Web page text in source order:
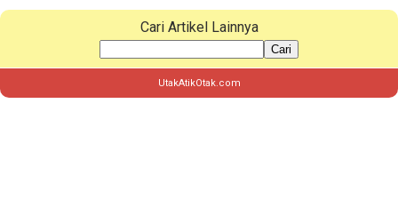
Cari Artikel Lainnya
Cari
UtakAtikOtak.com